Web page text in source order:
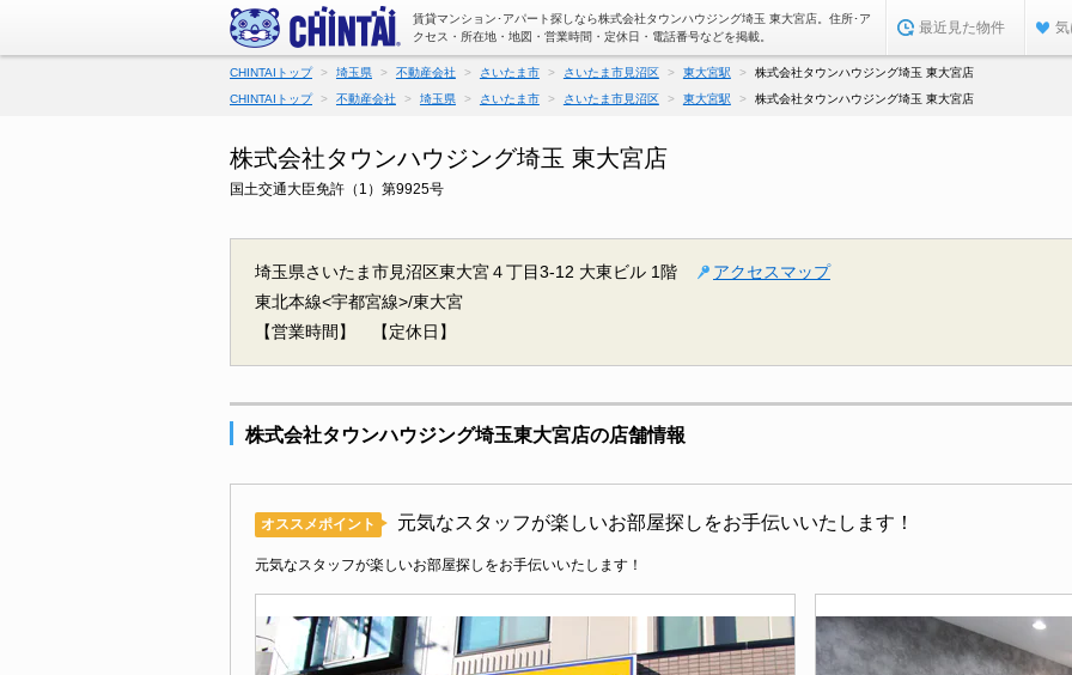
賃貸マンション･アパート探しなら株式会社タウンハウジング埼玉 東大宮店。住所･ア
クセス・所在地・地図・営業時間・定休日・電話番号などを掲載。
最近見た物件
CHINTAIトップ 埼玉県 不動産会社 さいたま市 さいたま市見沼区 東大宮駅
株式会社タウンハウジング埼玉 東大宮店
CHINTAIトップ
不動産会社 埼玉県 さいたま市 さいたま市見沼区 東大宮駅 株式会社タウンハウジング埼玉 東大宮店
株式会社タウンハウジング埼玉 東大宮店
国土交通大臣免許（1）第9925号
埼玉県さいたま市見沼区東大宮４丁目3-12 大東ビル 1階
アクセスマップ
東北本線<宇都宮線>/東大宮
【営業時間】
【定休日】
株式会社タウンハウジング埼玉東大宮店の店舗情報
オススメポイント 元気なスタッフが楽しいお部屋探しをお手伝いいたします！
元気なスタッフが楽しいお部屋探しをお手伝いいたします！